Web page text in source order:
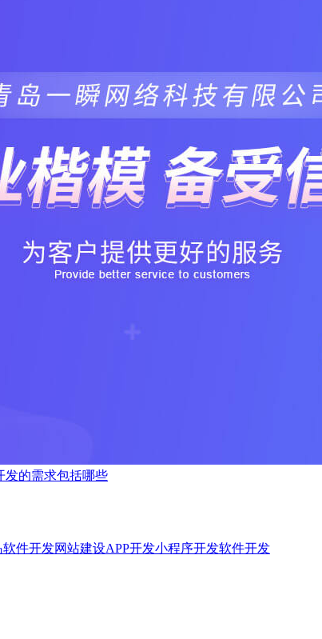
发的需求包括哪些
软件开发网站建设APP开发小程序开发软件开发